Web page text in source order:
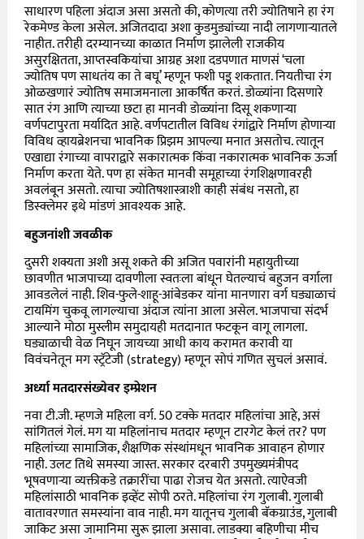
साधारण पहिला अंदाज असा असतो की, कोणत्या तरी ज्योतिषाने हा रंग
रेकमेण्ड केला असेल. अजितदादा अशा कुडमुड्यांच्या नादी लागणाऱ्यातले
नाहीत. तरीही दरम्यानच्या काळात निर्माण झालेली राजकीय
असुरक्षितता, आप्तस्वकियांचा आग्रह अशा दडपणात माणसं ‘चला
ज्योतिष पण साधतंय का ते बघू’ म्हणून फशी पडू शकतात. नियतीचा रंग
ओळखणारं ज्योतिष समाजमनाला आकर्षित करतं. डोळ्यांना दिसणारे
सात रंग आणि त्याच्या छटा हा मानवी डोळ्यांना दिसू शकणाऱ्या
वर्णपटापुरता मर्यादित आहे. वर्णपटातील विविध रंगांद्वारे निर्माण होणाऱ्या
विविध व्हायब्रेशनचा भावनिक प्रिझम आपल्या मनात असतोच. त्यातून
एखाद्या रंगाच्या वापराद्वारे सकारात्मक किंवा नकारात्मक भावनिक ऊर्जा
निर्माण करता येते. पण हा संकेत मानवी समूहाच्या रंगशिक्षणावरही
अवलंबून असतो. त्याचा ज्योतिषशास्त्राशी काही संबंध नसतो, हा
डिस्क्लेमर इथे मांडणं आवश्यक आहे.
बहुजनांशी जवळीक
दुसरी शक्यता अशी असू शकते की अजित पवारांनी महायुतीच्या
छावणीत भाजपाच्या दावणीला स्वतःला बांधून घेतल्याचं बहुजन वर्गाला
आवडलेलं नाही. शिव-फुले-शाहू-आंबेडकर यांना मानणारा वर्ग घड्याळाचं
टायमिंग चुकवू लागल्याचा अंदाज त्यांना आला असेल. भाजपाचा संदर्भ
आल्याने मोठा मुस्लीम समुदायही मतदानात फटकून वागू लागला.
घड्याळाची वेळ निघून जायच्या आधी काय करामत करावी या
विवंचनेतून मग स्ट्रॅटेजी (strategy) म्हणून सोपं गणित सुचलं असावं.
अर्ध्या मतदारसंख्येवर इम्प्रेशन
नवा टी.जी. म्हणजे महिला वर्ग. 50 टक्के मतदार महिलांचा आहे, असं
सांगितलं गेलं. मग या महिलांनाच मतदार म्हणून टारगेट केलं तर? पण
महिलांच्या सामाजिक, शैक्षणिक संस्थांमधून भावनिक आवाहन होणार
नाही. उलट तिथे समस्या जास्त. सरकार दरबारी उपमुख्यमंत्रीपद
भूषवणाऱ्या व्यक्तीकडे तक्रारींचा पाढा रोजच येत असतो. त्याऐवजी
महिलांसाठी भावनिक इव्हेंट सोपी ठरते. महिलांचा रंग गुलाबी. गुलाबी
वातावरणात समस्यांना वाव नाही. मग यातूनच गुलाबी बॅकग्राउंड, गुलाबी
जाकिट असा जामानिमा सुरू झाला असावा. लाडक्या बहिणीचा मीच